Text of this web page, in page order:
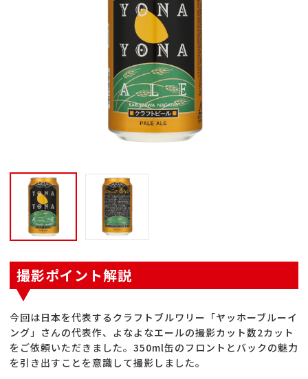
撮影ポイント解説
今回は日本を代表するクラフトブルワリー「ヤッホーブルーイ
ング」さんの代表作、よなよなエールの撮影カット数2カット
をご依頼いただきました。350ml缶のフロントとバックの魅力
を引き出すことを意識して撮影しました。